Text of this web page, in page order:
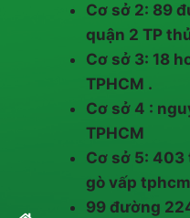
Cơ sở 2: 89
quận 2 TP
Cơ sở 3: 18
TPHCM .
Cơ sở 4 :
TPHCM
Cơ sở 5: 403
gò vấp
99 đường